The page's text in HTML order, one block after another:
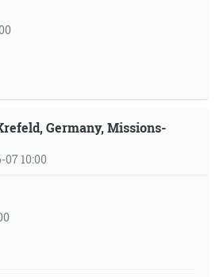
Germany, Missions-
10:00